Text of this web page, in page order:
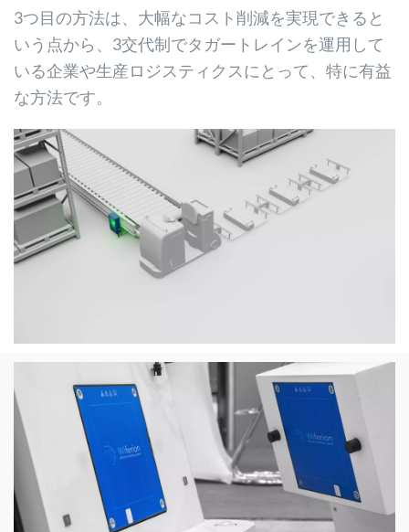
3つ目の方法は、大幅なコスト削減を実現できると
いう点から、3交代制でタガートレインを運用して
いる企業や生産ロジスティクスにとって、特に有益
な方法です。